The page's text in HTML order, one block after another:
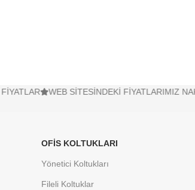
WEB SİTESİNDEKİ FİYATLARIMIZ NAKLİYE
OFIS KOLTUKLARI
Yönetici Koltukları
Fileli Koltuklar